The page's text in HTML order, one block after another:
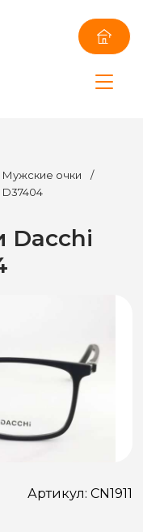
Мужские очки
/
Dacchi
Артикул: CN1911